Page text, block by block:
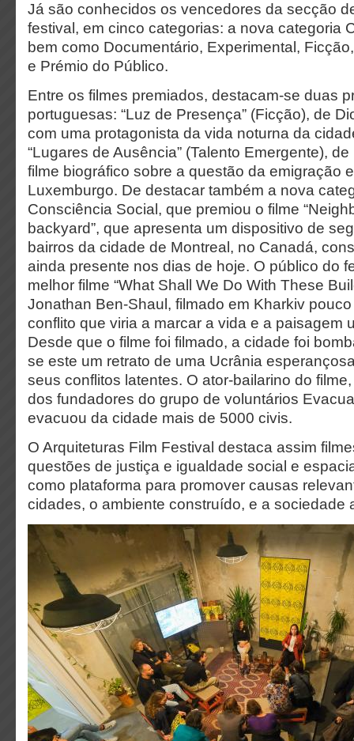
Já são conhecidos os vencedores da secção
festival, em cinco categorias: a nova categoria
bem como Documentário, Experimental,
e Prémio do Público.
Entre os filmes premiados, destacam-se duas
portuguesas: “Luz de Presença” (Ficção), de
com uma protagonista da vida noturna da
“Lugares de Ausência” (Talento Emergente),
filme biográfico sobre a questão da emigração
Luxemburgo. De destacar também a nova
Consciência Social, que premiou o filme
backyard”, que apresenta um dispositivo de
bairros da cidade de Montreal, no Canadá,
ainda presente nos dias de hoje. O público do
melhor filme “What Shall We Do With These
Jonathan Ben-Shaul, filmado em Kharkiv
conflito que viria a marcar a vida e a paisagem
Desde que o filme foi filmado, a cidade foi
se este um retrato de uma Ucrânia
seus conflitos latentes. O ator-bailarino do
dos fundadores do grupo de voluntários
evacuou da cidade mais de 5000 civis.
O Arquiteturas Film Festival destaca assim
questões de justiça e igualdade social e
como plataforma para promover causas
cidades, o ambiente construído, e a sociedade